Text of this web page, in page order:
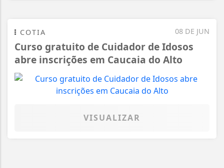
08 DE JUN
COTIA
Curso gratuito de Cuidador de Idosos
abre inscrições em Caucaia do Alto
VISUALIZAR